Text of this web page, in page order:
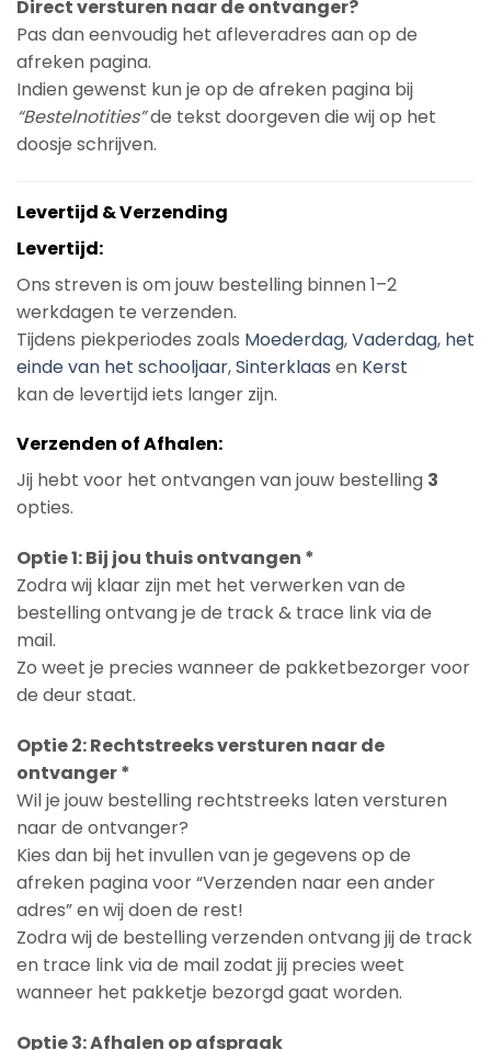
Direct versturen naar de ontvanger?
Pas dan eenvoudig het afleveradres aan op de
afreken pagina.
Indien gewenst kun je op de afreken pagina bij
“Bestelnotities”de tekst doorgeven die wij op het
doosje schrijven.
Levertijd & Verzending
Levertijd:
Ons streven is om jouw bestelling binnen 1–2
werkdagen te verzenden.
Tijdens piekperiodes zoals Moederdag,Vaderdag, het
einde van het schooljaar,Sinterklaas en Kerst
kan de levertijd iets langer zijn.
Verzenden of Afhalen:
Jij hebt voor het ontvangen van jouw bestelling 3
opties.
Optie 1: Bij jou thuis ontvangen *
Zodra wij klaar zijn met het verwerken van de
bestelling ontvang je de track & trace link via de
mail.
Zo weet je precies wanneer de pakketbezorger voor
de deur staat.
Optie 2: Rechtstreeks versturen naar de
ontvanger *
Wil je jouw bestelling rechtstreeks laten versturen
naar de ontvanger?
Kies dan bij het invullen van je gegevens op de
afreken pagina voor “Verzenden naar een ander
adres” en wij doen de rest!
Zodra wij de bestelling verzenden ontvang jij de track
en trace link via de mail zodat jij precies weet
wanneer het pakketje bezorgd gaat worden.
Optie 3: Afhalen op afspraak